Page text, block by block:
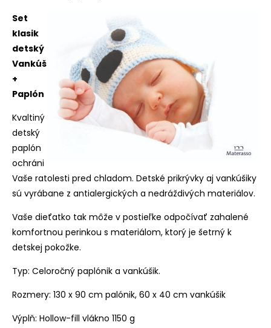
Set
klasik
detský
Vankúš
+
Paplón
Kvaltiný
detský
paplón
ochráni
Vaše ratolesti pred chladom. Detské prikrývky aj vankúšiky
sú vyrábane z antialergických a nedráždivých materiálov.
Vaše dieťatko tak môže v postieľke odpočívať zahalené
komfortnou perinkou s materiálom, ktorý je šetrný k
detskej pokožke.
Typ: Celoročný paplónik a vankúšik.
Rozmery: 130 x 90 cm palónik, 60 x 40 cm vankúšik
Výplň: Hollow-fill vlákno 1150 g